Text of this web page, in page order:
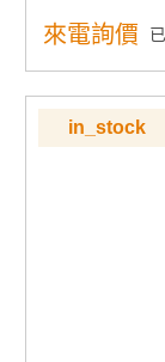
系統整合：
與彈性開發
效能特性：
產品諮詢服
來電詢價
in_stock